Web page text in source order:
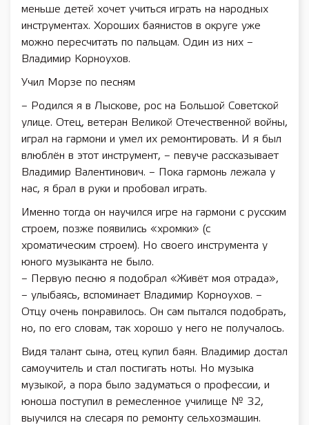
меньше детей хочет учиться играть на народных
инструментах. Хороших баянистов в округе уже
можно пересчитать по пальцам. Один из них –
Владимир Корноухов.
Учил Морзе по песням
– Родился я в Лыскове, рос на Большой Советской
улице. Отец, ветеран Великой Отечественной войны,
играл на гармони и умел их ремонтировать. И я был
влюблён в этот инструмент, – певуче рассказывает
Владимир Валентинович. – Пока гармонь лежала у
нас, я брал в руки и пробовал играть.
Именно тогда он научился игре на гармони с русским
строем, позже появились «хромки» (с
хроматическим строем). Но своего инструмента у
юного музыканта не было.
– Первую песню я подобрал «Живёт моя отрада»,
– улыбаясь, вспоминает Владимир Корноухов. –
Отцу очень понравилось. Он сам пытался подобрать,
но, по его словам, так хорошо у него не получалось.
Видя талант сына, отец купил баян. Владимир достал
самоучитель и стал постигать ноты. Но музыка
музыкой, а пора было задуматься о профессии, и
юноша поступил в ремесленное училище № 32,
выучился на слесаря по ремонту сельхозмашин.